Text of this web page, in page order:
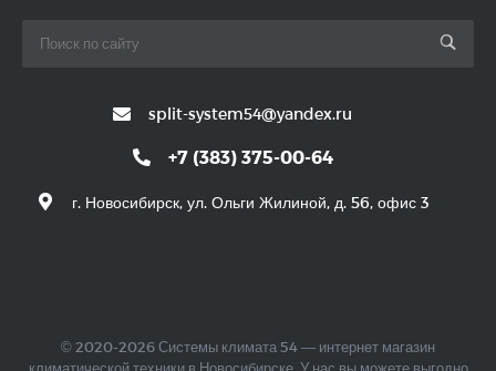
split-system54@yandex.ru
+7 (383) 375-00-64
г. Новосибирск, ул. Ольги Жилиной, д. 56, офис 3
© 2020-2026 Системы климата 54 — интернет магазин
климатической техники в Новосибирске. У нас вы можете выгодно